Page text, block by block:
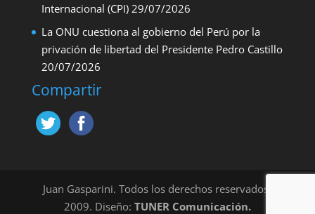
Internacional (CPI) 29/07/2026
La ONU cuestiona al gobierno del Perú por la
privación de libertad del Presidente Pedro Castillo
20/07/2026
Compartir
Juan Gasparini. Todos los derechos reservados,
2009. Diseño: TUNER Comunicación.